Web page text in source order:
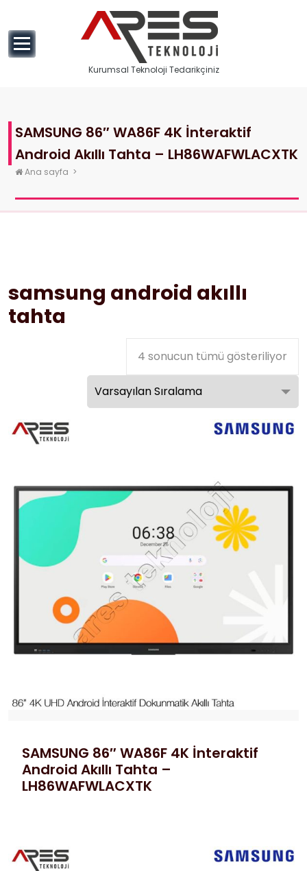
Kurumsal Teknoloji Tedarikçiniz
SAMSUNG 86″ WA86F 4K İnteraktif
Android Akıllı Tahta – LH86WAFWLACXTK
Ana sayfa >
samsung android akıllı
tahta
4 sonucun tümü gösteriliyor
SAMSUNG 86″ WA86F 4K İnteraktif
Android Akıllı Tahta –
LH86WAFWLACXTK